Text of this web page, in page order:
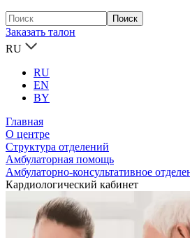
Заказать талон
RU
RU
EN
BY
Главная
О центре
Структура отделений
Амбулаторная помощь
Амбулаторно-консультативное
Кардиологический кабинет